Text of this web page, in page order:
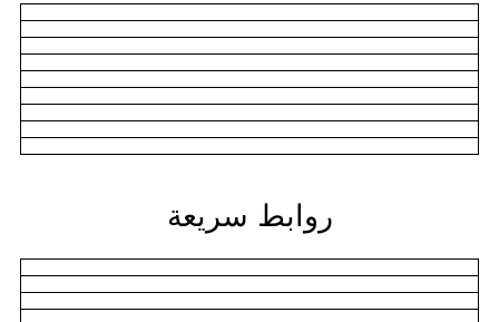
روابط سريعة